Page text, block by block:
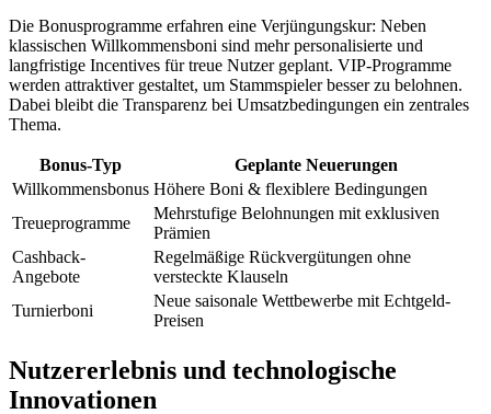
Die Bonusprogramme erfahren eine Verjüngungskur: Neben
klassischen Willkommensboni sind mehr personalisierte und
langfristige Incentives für treue Nutzer geplant. VIP-Programme
werden attraktiver gestaltet, um Stammspieler besser zu belohnen.
Dabei bleibt die Transparenz bei Umsatzbedingungen ein zentrales
Thema.
Bonus-Typ
Geplante Neuerungen
Willkommensbonus Höhere Boni & flexiblere Bedingungen
Treueprogramme
Mehrstufige Belohnungen mit exklusiven
Prämien
Cashback-
Angebote
Regelmäßige Rückvergütungen ohne
versteckte Klauseln
Turnierboni
Neue saisonale Wettbewerbe mit Echtgeld-
Preisen
Nutzererlebnis und technologische
Innovationen